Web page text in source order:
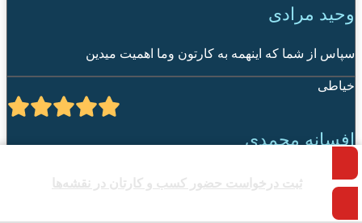
ثبت درخواست حضور کسب و کارتان در نقشه‌ها
وحید مرادی
سپاس از شما که اینهمه به کارتون وما اهمیت میدین
خیاطی
افسانه محمدی
سلام عالی متشکرم از خدمات پرکار شما
روانشناسی و مشاوره ابوالفضل